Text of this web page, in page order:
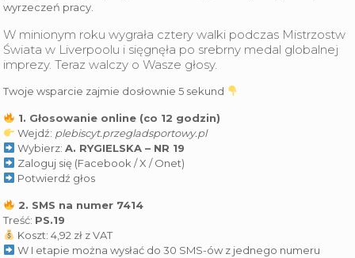
wyrzeczeń pracy.
W minionym roku wygrała cztery walki podczas Mistrzostw
Świata w Liverpoolu i sięgnęła po srebrny medal globalnej
imprezy. Teraz walczy o Wasze głosy.
Twoje wsparcie zajmie dosłownie 5 sekund
1. Głosowanie online (co 12 godzin)
Wejdź: plebiscyt.przegladsportowy.pl
Wybierz:A. RYGIELSKA – NR 19
Zaloguj się (Facebook / X / Onet)
Potwierdź głos
2. SMS na numer 7414
Treść: PS.19
Koszt: 4,92 zł z VAT
W I etapie można wysłać do 30 SMS-ów z jednego numeru